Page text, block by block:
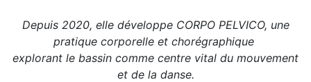
Depuis 2020, elle développe CORPO PELVICO, une
pratique corporelle et chorégraphique
explorant le bassin comme centre vital du mouvement
et de la danse.